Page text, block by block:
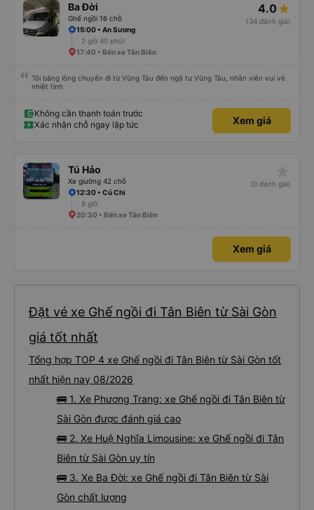
Ba Đời
Ghế ngồi 16 chỗ
4.0
(34 đánh giá)
15:00 • An Sương
2 giờ 40 phút
17:40 • Bến xe Tân Biên
Tôi bằng lòng chuyến đi từ Vũng Tàu đến ngã tư Vũng Tàu, nhân viên vui vẻ
nhiệt tình
Không cần thanh toán trước
Xác nhận chỗ ngay lập tức
Xem giá
Tú Hảo
Xe giường 42 chỗ
(0 đánh giá)
12:30 • Củ Chi
8 giờ
20:30 • Bến xe Tân Biên
Xem giá
Đặt vé xe Ghế ngồi đi Tân Biên từ Sài Gòn
giá tốt nhất
Tổng hợp TOP 4 xe Ghế ngồi đi Tân Biên từ Sài Gòn tốt
nhất hiện nay 08/2026
🚌 1. Xe Phương Trang: xe Ghế ngồi đi Tân Biên từ
Sài Gòn được đánh giá cao
🚌 2. Xe Huệ Nghĩa Limousine: xe Ghế ngồi đi Tân
Biên từ Sài Gòn uy tín
🚌 3. Xe Ba Đời: xe Ghế ngồi đi Tân Biên từ Sài
Gòn chất lượng